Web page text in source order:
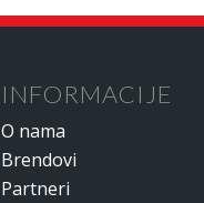
INFORMACIJE
O nama
Brendovi
Partneri